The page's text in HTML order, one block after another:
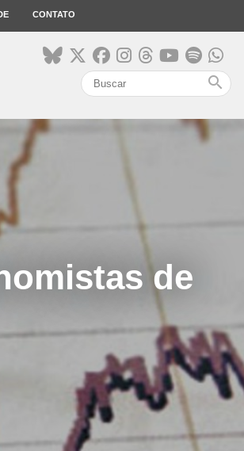
CONTATO
search
de